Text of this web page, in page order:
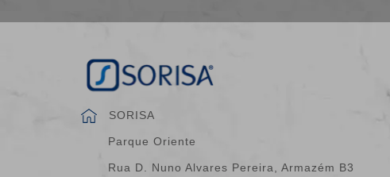
SORISA
Parque Oriente
Rua D. Nuno Alvares Pereira, Armazém B3